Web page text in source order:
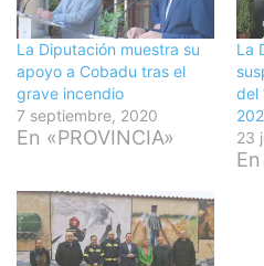
La Diputación muestra su
apoyo a Cobadu tras el
grave incendio
7 septiembre, 2020
En «PROVINCIA»
La
del
23